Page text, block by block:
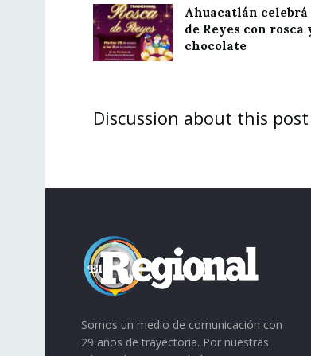
Ahuacatlán celebrá
de Reyes con rosca
chocolate
Discussion about this post
Somos un medio de comunicación con
29 años de trayectoria. Por nuestras